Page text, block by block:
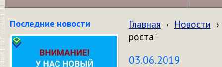
Последние новости Главная › Новости ›
роста"
03.06.2019